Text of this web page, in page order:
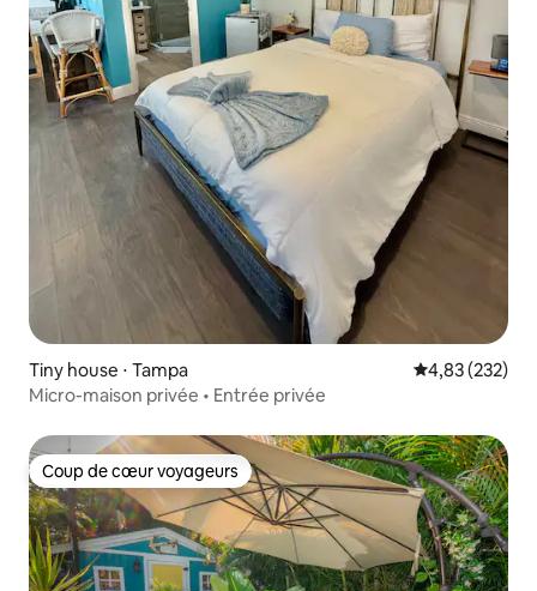
Tiny house ⋅ Tampa Évaluation
4,83 (232)
Micro-maison privée • Entrée privée
Coup de cœur voyageurs
Coup de cœur voyageurs